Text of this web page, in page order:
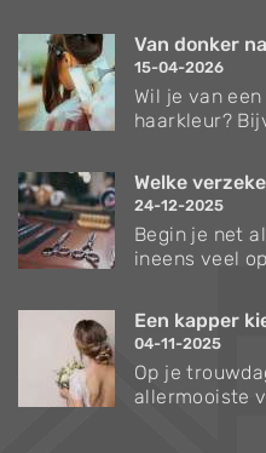
Van donker
15-04-2026
Wil je van
haarkleur?
Welke
24-12-2025
Begin je net
ineens veel
Een kapper
04-11-2025
Op je
allermooiste